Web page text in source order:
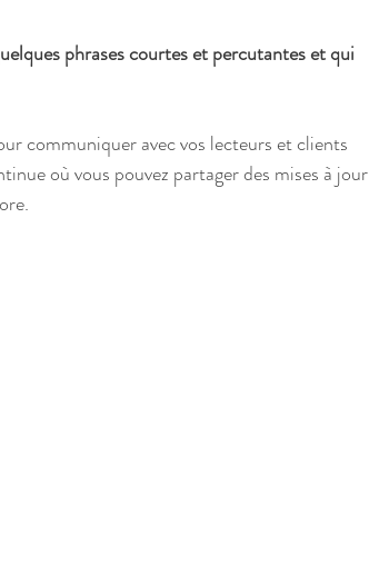
phrases courtes et percutantes et qui
communiquer avec vos lecteurs et clients
où vous pouvez partager des mises à jour